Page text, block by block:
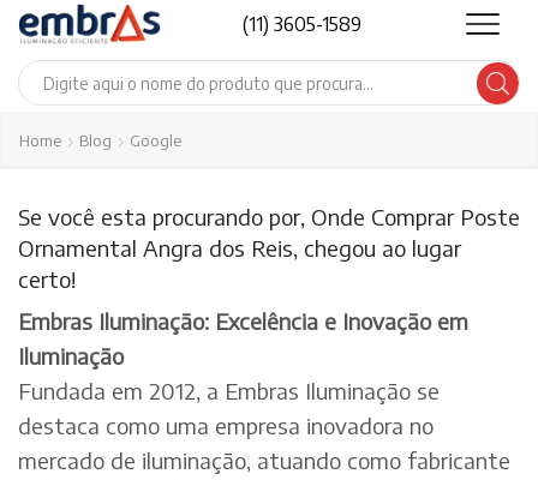
(11) 3605-1589
Search
Home Blog Google
Se você esta procurando por, Onde Comprar Poste
Ornamental Angra dos Reis, chegou ao lugar
certo!
Embras Iluminação: Excelência e Inovação em
Iluminação
Fundada em 2012, a Embras Iluminação se
destaca como uma empresa inovadora no
mercado de iluminação, atuando como fabricante